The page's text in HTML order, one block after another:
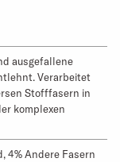
ausgefallene
Verarbeitet
Stofffasern in
komplexen
4% Andere Fasern